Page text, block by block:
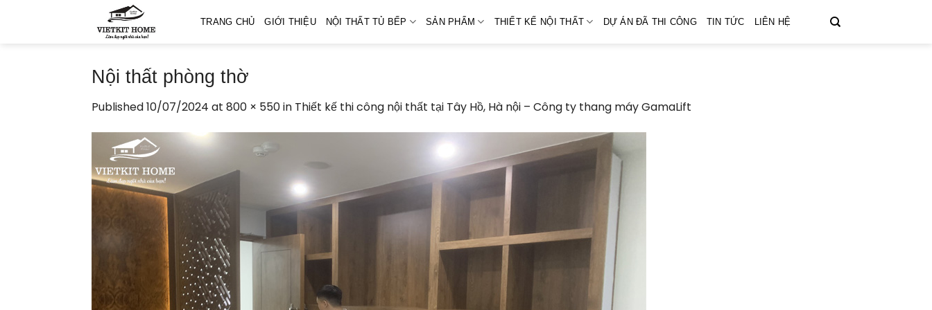
TRANG CHỦ GIỚI THIỆU NỘI THẤT TỦ BẾP SẢN PHẨM THIẾT KẾ NỘI THẤT DỰ ÁN ĐÃ THI CÔNG TIN TỨC LIÊN HỆ
Nội thất phòng thờ
Published10/07/2024 at 800 × 550in Thiết kế thi công nội thất tại Tây Hồ, Hà nội – Công ty thang máy GamaLift